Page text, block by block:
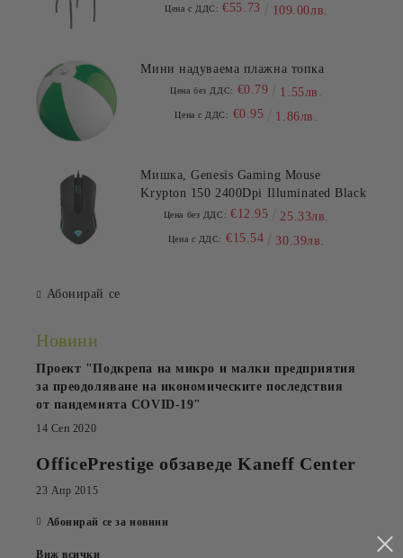
Цена с ДДС: €55.73 109.00лв.
Мини надуваема плажна топка
Цена без ДДС: €0.79 1.55лв.
Цена с ДДС: €0.95 1.86лв.
Мишка, Genesis Gaming Mouse
Krypton 150 2400Dpi Illuminated Black
Цена без ДДС: €12.95 25.33лв.
Цена с ДДС: €15.54 30.39лв.
Абонирай се
Новини
Проект "Подкрепа на микро и малки предприятия
за преодоляване на икономическите последствия
от пандемията COVID-19"
14 Сеп 2020
OfficePrestige обзаведе Kaneff Center
23 Апр 2015
Абонирай се за новини
Виж всички